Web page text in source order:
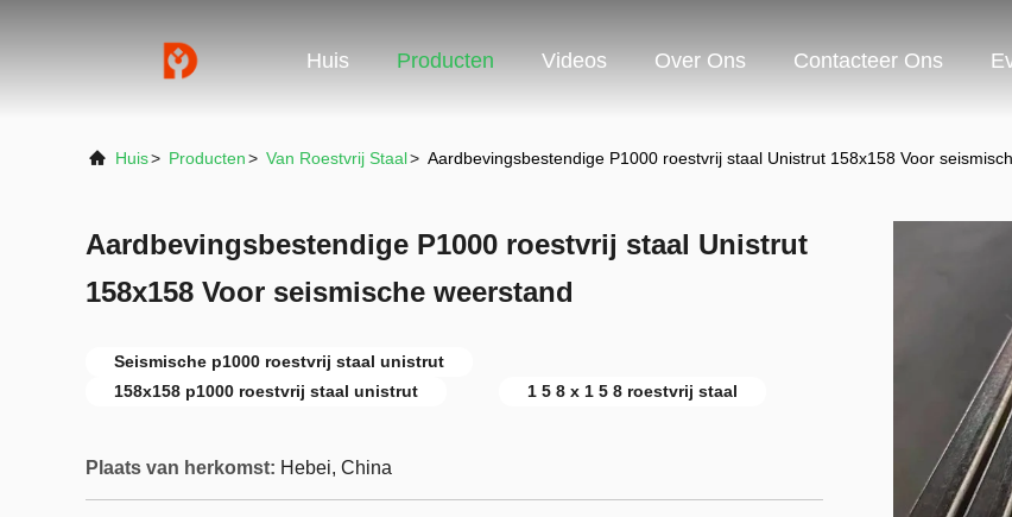
Huis Producten Videos Over Ons Contacteer Ons
Huis> Producten> Van Roestvrij Staal> Aardbevingsbestendige P1000 roestvrij staal Unistrut 158x158 Voor
Aardbevingsbestendige P1000 roestvrij staal Unistrut
158x158 Voor seismische weerstand
Seismische p1000 roestvrij staal unistrut
158x158 p1000 roestvrij staal unistrut
1 5 8 x 1 5 8 roestvrij staal
Plaats van herkomst: Hebei, China